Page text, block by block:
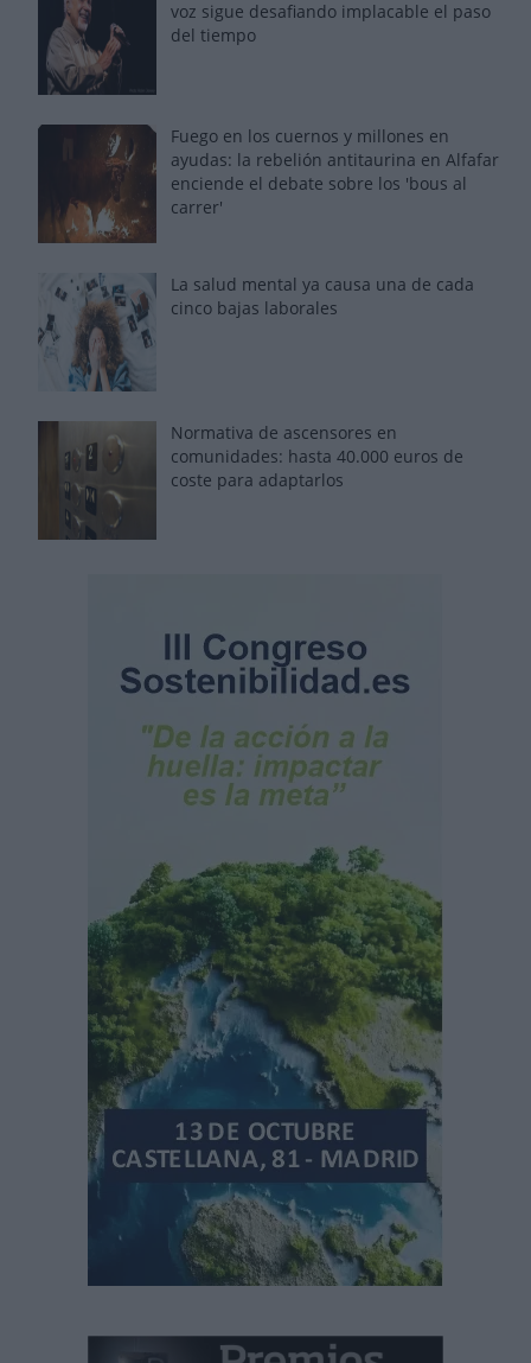
voz sigue desafiando implacable el paso
del tiempo
Fuego en los cuernos y millones en
ayudas: la rebelión antitaurina en Alfafar
enciende el debate sobre los 'bous al
carrer'
La salud mental ya causa una de cada
cinco bajas laborales
Normativa de ascensores en
comunidades: hasta 40.000 euros de
coste para adaptarlos